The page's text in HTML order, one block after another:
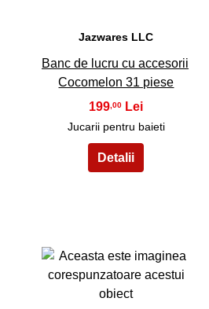
Jazwares LLC
Banc de lucru cu accesorii
Cocomelon 31 piese
199 ,00
Jucarii pentru baieti